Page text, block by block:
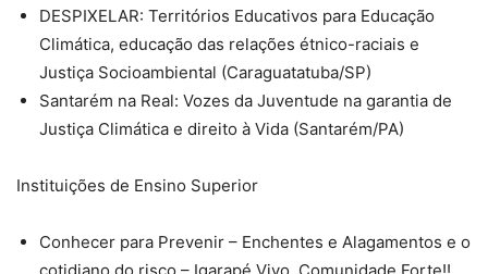
DESPIXELAR: Territórios Educativos para Educação
Climática, educação das relações étnico-raciais e
Justiça Socioambiental (Caraguatatuba/SP)
Santarém na Real: Vozes da Juventude na garantia de
Justiça Climática e direito à Vida (Santarém/PA)
Instituições de Ensino Superior
Conhecer para Prevenir – Enchentes e Alagamentos e o